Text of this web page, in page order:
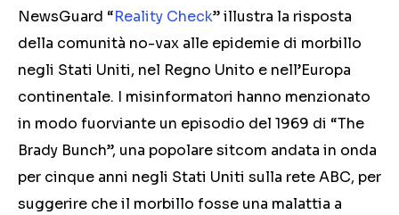
NewsGuard “Reality Check” illustra la risposta
della comunità no-vax alle epidemie di morbillo
negli Stati Uniti, nel Regno Unito e nell’Europa
continentale. I misinformatori hanno menzionato
in modo fuorviante un episodio del 1969 di “The
Brady Bunch”, una popolare sitcom andata in onda
per cinque anni negli Stati Uniti sulla rete ABC, per
suggerire che il morbillo fosse una malattia a